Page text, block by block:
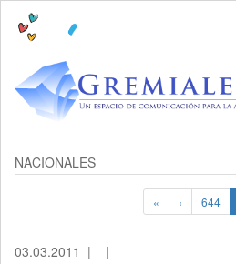
NACIONALES
« ‹ 644
03.03.2011 | |